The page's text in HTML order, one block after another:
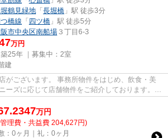
鶴見緑地 「長堀橋 」駅 徒歩3分
橋線 「四ツ橋 」駅 徒歩5分
市中央区南船場 ３丁目6-3
万円
25年 ｜募集中： 2室
建
がございます。 事務所物件をはじめ、飲食・美
ーズに応じて店舗物件をご紹介しております。
...
万円
理費・共益費 204,627円)
：0ヶ月｜礼：0ヶ月